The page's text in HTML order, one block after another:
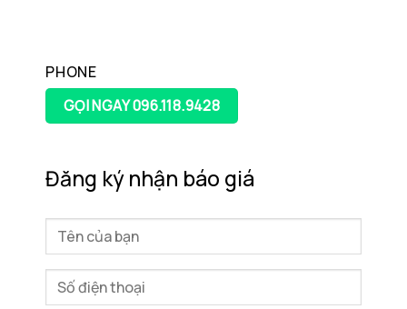
PHONE
GỌI NGAY 096.118.9428
Đăng ký nhận báo giá